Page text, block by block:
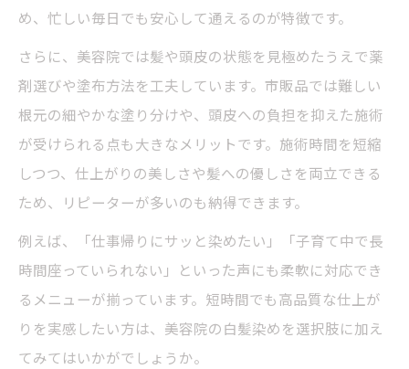
め、忙しい毎日でも安心して通えるのが特徴です。
さらに、美容院では髪や頭皮の状態を見極めたうえで薬
剤選びや塗布方法を工夫しています。市販品では難しい
根元の細やかな塗り分けや、頭皮への負担を抑えた施術
が受けられる点も大きなメリットです。施術時間を短縮
しつつ、仕上がりの美しさや髪への優しさを両立できる
ため、リピーターが多いのも納得できます。
例えば、「仕事帰りにサッと染めたい」「子育て中で長
時間座っていられない」といった声にも柔軟に対応でき
るメニューが揃っています。短時間でも高品質な仕上が
りを実感したい方は、美容院の白髪染めを選択肢に加え
てみてはいかがでしょうか。